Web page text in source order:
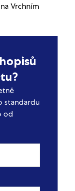
Vrchním
standardu
od